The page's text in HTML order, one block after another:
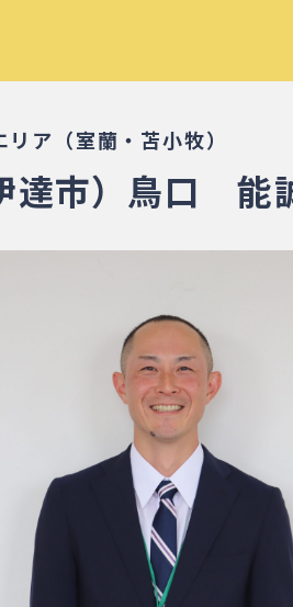
リア（室蘭・苫小牧）
達市）鳥口 能